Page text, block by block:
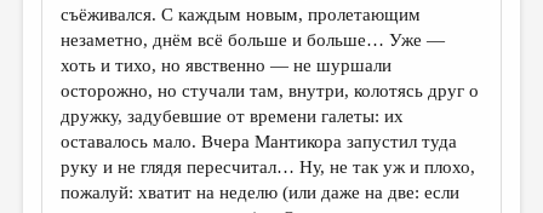
съёживался. С каждым новым, пролетающим
незаметно, днём всё больше и больше… Уже —
хоть и тихо, но явственно — не шуршали
осторожно, но стучали там, внутри, колотясь друг о
дружку, задубевшие от времени галеты: их
оставалось мало. Вчера Мантикора запустил туда
руку и не глядя пересчитал… Ну, не так уж и плохо,
пожалуй: хватит на неделю (или даже на две: если